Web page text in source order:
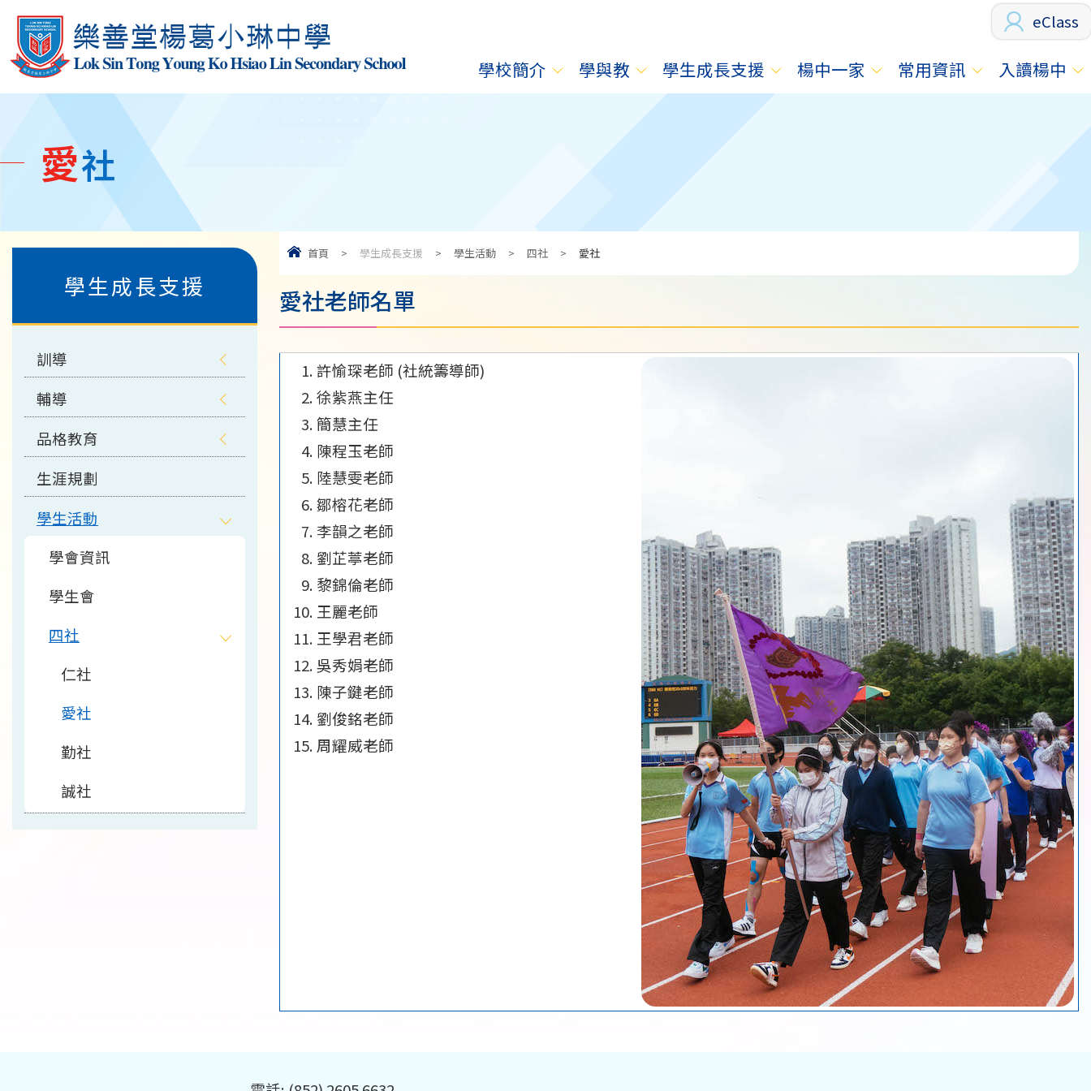
eClass
學校簡介 學與教 學生成長支援 楊中一家 常用資訊 入讀楊中
愛社
首頁 > 學生成長支援 > 學生活動 > 四社 > 愛社
愛社老師名單
許愉琛老師 (社統籌導師)
徐紫燕主任
簡慧主任
陳程玉老師
陸慧雯老師
鄒榕花老師
李韻之老師
劉芷葶老師
黎錦倫老師
王麗老師
王學君老師
吳秀娟老師
陳子鍵老師
劉俊銘老師
周耀威老師
學生成長支援
訓導
輔導
品格教育
生涯規劃
學生活動
學會資訊
學生會
四社
仁社
愛社
勤社
誠社